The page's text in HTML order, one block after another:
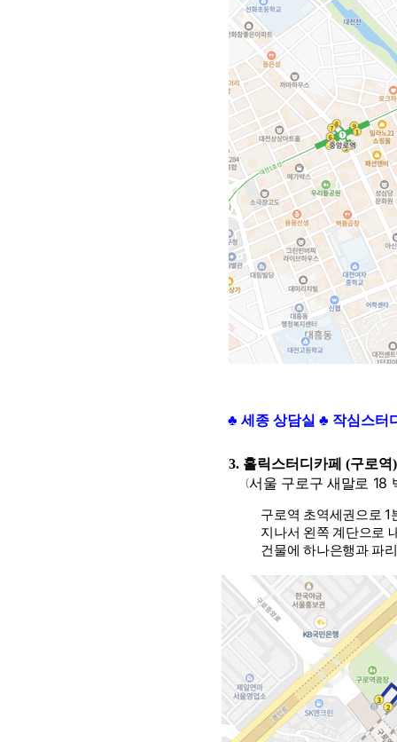
♣ 세종 상담실 ♣ 작심스터
3. 홀릭스터디카페 (구로역)
(서울 구로구 새말로 18
구로역 초역세권으로 1분
지나서 왼쪽 계단으로 내
건물에 하나은행과 파리